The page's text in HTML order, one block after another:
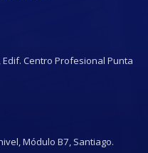
Centro Profesional Punta
Módulo B7, Santiago.